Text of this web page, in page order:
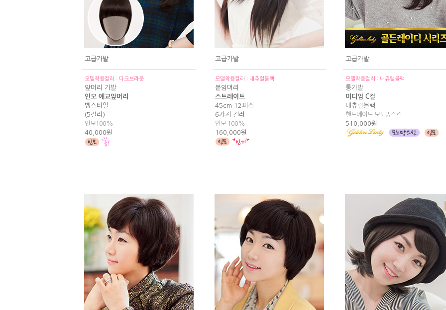
고급가발
모델착용컬러 : 다크브라운
앞머리 가발
인모 애교앞머리
뱅스타일
(5칼라)
인모100%
40,000원
고급가발
모델착용컬러 : 내츄럴블랙
붙임머리
스트레이트
45cm 12피스
6가지 컬러
인모 100%
160,000원
고급가발
모델착용컬러 : 내츄럴블랙
통가발
미디엄 C컬
내츄럴블랙
핸드메이드 모노망스킨
510,000원